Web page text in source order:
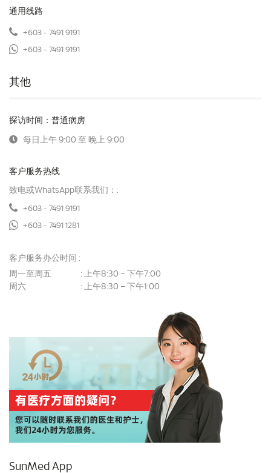
通用线路
+603 - 7491 9191
+603 - 7491 9191
其他
探访时间：普通病房
每日上午 9:00 至 晚上 9:00
客户服务热线
致电或WhatsApp联系我们：:
+603 - 7491 9191
+603 - 7491 1281
客户服务办公时间 :
周一至周五
: 上午8:30 – 下午7:00
周六
: 上午8:30 – 下午1:00
SunMed App